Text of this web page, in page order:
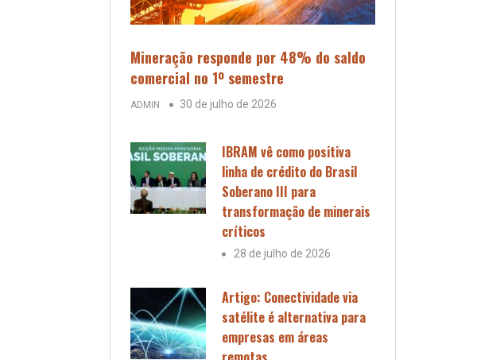
Mineração responde por 48% do saldo
comercial no 1º semestre
ADMIN 30 de julho de 2026
IBRAM vê como positiva
linha de crédito do Brasil
Soberano III para
transformação de minerais
críticos
28 de julho de 2026
Artigo: Conectividade via
satélite é alternativa para
empresas em áreas